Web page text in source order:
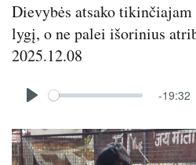
Dievybės atsako
lygį, o ne palei išorinius
2025.12.08
l
a
-19:32
Image